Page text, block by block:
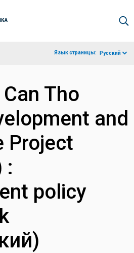
Язык страницы: Русский
Tho
and
Project
:
policy